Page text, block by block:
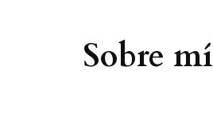
Sobre mí